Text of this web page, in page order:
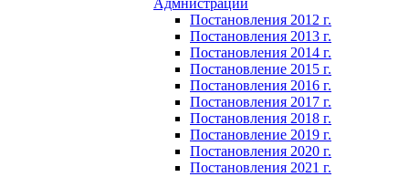
Адмнистрации
Постановления 2012 г.
Постановления 2013 г.
Постановления 2014 г.
Постановление 2015 г.
Постановления 2016 г.
Постановления 2017 г.
Постановления 2018 г.
Постановление 2019 г.
Постановления 2020 г.
Постановления 2021 г.